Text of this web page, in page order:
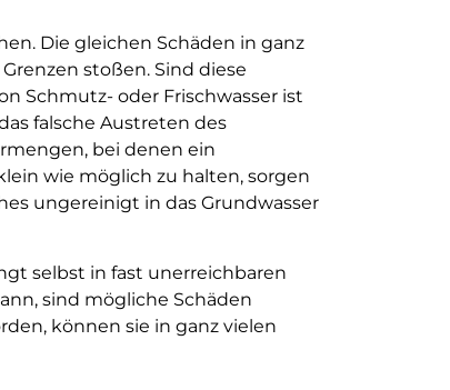
Die gleichen Schäden in ganz
stoßen. Sind diese
Schmutz- oder Frischwasser ist
falsche Austreten des
bei denen ein
wie möglich zu halten, sorgen
ungereinigt in das Grundwasser
selbst in fast unerreichbaren
sind mögliche Schäden
können sie in ganz vielen